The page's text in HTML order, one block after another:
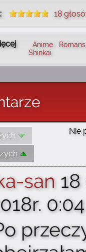
18
Anime Romans
Shinkai
Nie
san
0:04